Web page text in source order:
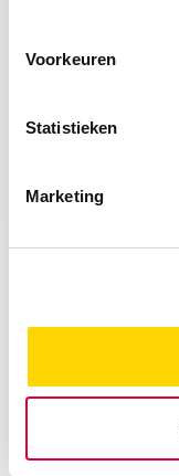
Voorkeuren
Statistieken
Marketing
Safe Worker SW80
7,84